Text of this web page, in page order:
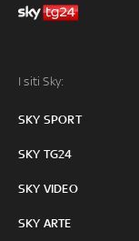
I siti Sky:
SKY SPORT
SKY TG24
SKY VIDEO
SKY ARTE